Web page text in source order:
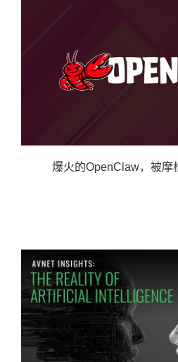
爆火的OpenClaw，被摩